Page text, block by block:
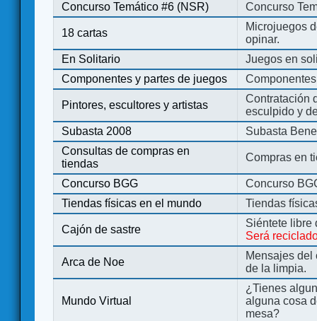
Concurso Temático #6 (NSR) Concurso
18 cartas
Microjuegos
opinar.
En Solitario
Juegos en
Componentes y partes de juegos
Pintores, escultores y artistas
Contratación
esculpido y
Subasta 2008
Subasta
Consultas de compras en
tiendas
Compras en
Concurso BGG
Concurso
Tiendas físicas en el mundo
Tiendas
Cajón de sastre
Siéntete libre
Será
Arca de Noe
Mensajes del
de la limpia.
Mundo Virtual
¿Tienes
alguna cosa
mesa?